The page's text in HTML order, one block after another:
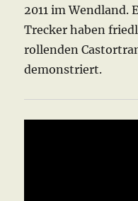
2011 im Wendland.
Trecker haben
rollenden
demonstriert.